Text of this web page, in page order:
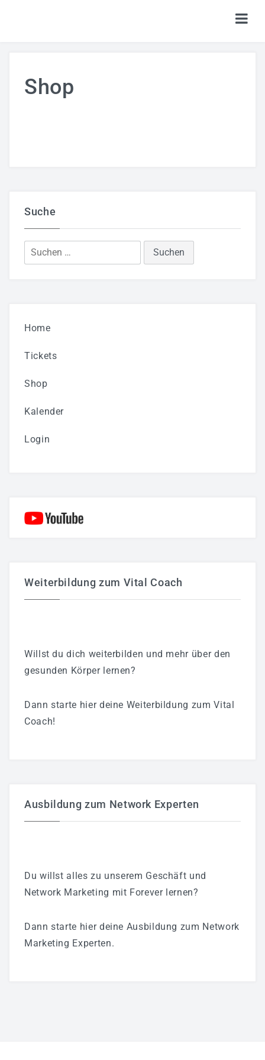
TICKETS
Shop
Suche
Suchen
nach:
Home
Tickets
Shop
Kalender
Login
Weiterbildung zum Vital Coach
Willst du dich weiterbilden und mehr über den
gesunden Körper lernen?
Dann starte hier deine Weiterbildung zum Vital
Coach!
Ausbildung zum Network Experten
Du willst alles zu unserem Geschäft und
Network Marketing mit Forever lernen?
Dann starte hier deine Ausbildung zum Network
Marketing Experten.